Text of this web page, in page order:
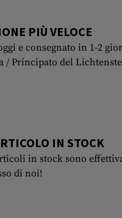
PIÙ VELOCE
e consegnato in 1-2
/ Principato del
IN STOCK
in stock sono
di noi!